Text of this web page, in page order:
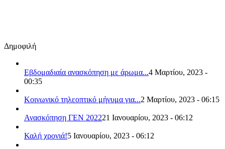
Δημοφιλή
Εβδομαδιαία ανασκόπηση με άρωμα...4 Μαρτίου, 2023 -
00:35
Κοινωνικό τηλεοπτικό μήνυμα για...2 Μαρτίου, 2023 - 06:15
Ανασκόπηση ΓΕΝ 202221 Ιανουαρίου, 2023 - 06:12
Καλή χρονιά!5 Ιανουαρίου, 2023 - 06:12